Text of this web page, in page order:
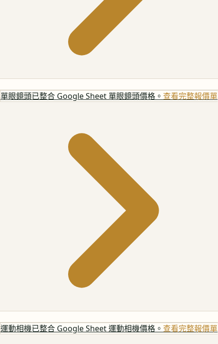
單眼鏡頭已整合 Google Sheet 單眼鏡頭價格。 查看完整報價單
運動相機已整合 Google Sheet 運動相機價格。 查看完整報價單